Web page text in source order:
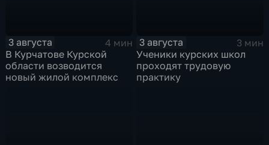
3 августа
4 мин
В Курчатове Курской
области возводится
новый жилой комплекс
3 августа
3 мин
Ученики курских школ
проходят трудовую
практику